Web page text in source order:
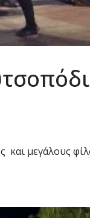
και μεγάλους